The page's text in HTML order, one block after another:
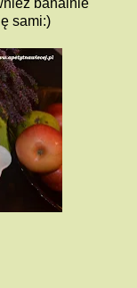
sami:)